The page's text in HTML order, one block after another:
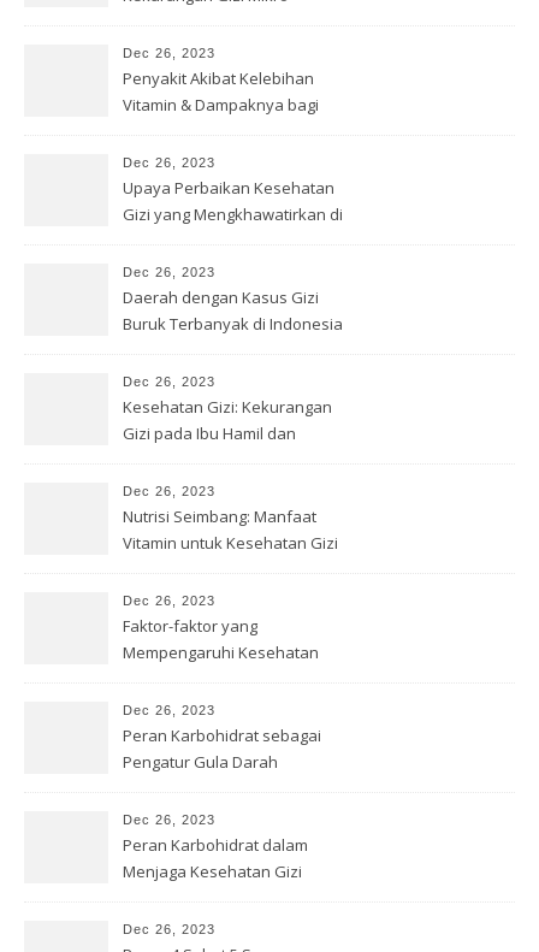
Dec 26, 2023
Penyakit Akibat Kelebihan
Vitamin & Dampaknya bagi
Dec 26, 2023
Upaya Perbaikan Kesehatan
Gizi yang Mengkhawatirkan di
Dec 26, 2023
Daerah dengan Kasus Gizi
Buruk Terbanyak di Indonesia
Dec 26, 2023
Kesehatan Gizi: Kekurangan
Gizi pada Ibu Hamil dan
Dec 26, 2023
Nutrisi Seimbang: Manfaat
Vitamin untuk Kesehatan Gizi
Dec 26, 2023
Faktor-faktor yang
Mempengaruhi Kesehatan
Dec 26, 2023
Peran Karbohidrat sebagai
Pengatur Gula Darah
Dec 26, 2023
Peran Karbohidrat dalam
Menjaga Kesehatan Gizi
Dec 26, 2023